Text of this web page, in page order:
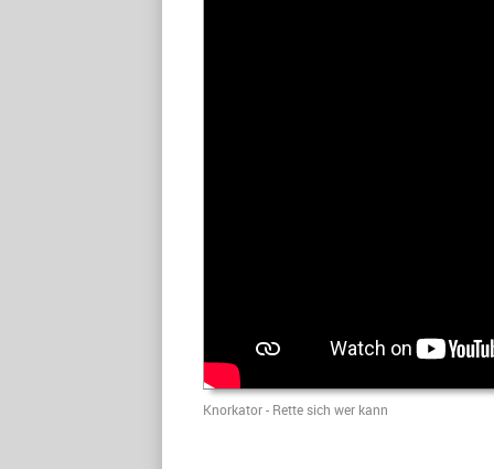
Knorkator - Rette sich wer kann